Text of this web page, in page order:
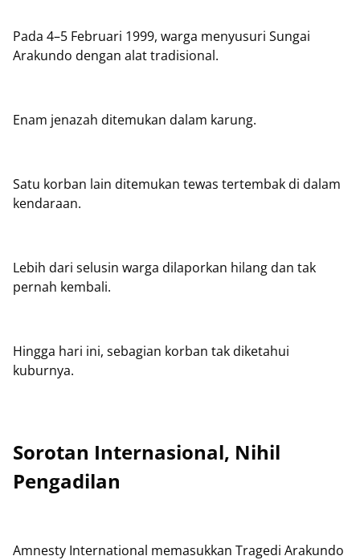
Pada 4–5 Februari 1999, warga menyusuri Sungai
Arakundo dengan alat tradisional.
Enam jenazah ditemukan dalam karung.
Satu korban lain ditemukan tewas tertembak di dalam
kendaraan.
Lebih dari selusin warga dilaporkan hilang dan tak
pernah kembali.
Hingga hari ini, sebagian korban tak diketahui
kuburnya.
Sorotan Internasional, Nihil
Pengadilan
Amnesty International memasukkan Tragedi Arakundo